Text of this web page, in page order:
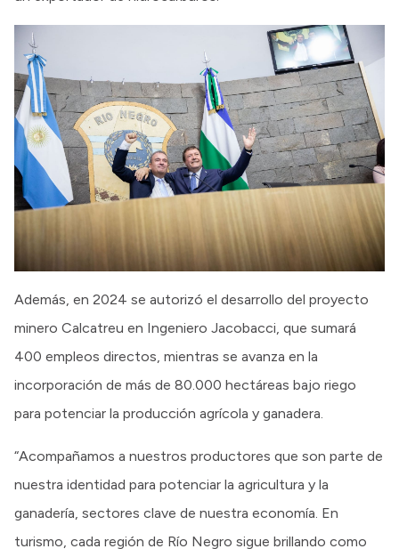
Además, en 2024 se autorizó el desarrollo del proyecto
minero Calcatreu en Ingeniero Jacobacci, que sumará
400 empleos directos, mientras se avanza en la
incorporación de más de 80.000 hectáreas bajo riego
para potenciar la producción agrícola y ganadera.
“Acompañamos a nuestros productores que son parte de
nuestra identidad para potenciar la agricultura y la
ganadería, sectores clave de nuestra economía. En
turismo, cada región de Río Negro sigue brillando como